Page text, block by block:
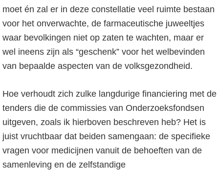
moet én zal er in deze constellatie veel ruimte bestaan
voor het onverwachte, de farmaceutische juweeltjes
waar bevolkingen niet op zaten te wachten, maar er
wel ineens zijn als “geschenk” voor het welbevinden
van bepaalde aspecten van de volksgezondheid.
Hoe verhoudt zich zulke langdurige financiering met de
tenders die de commissies van Onderzoeksfondsen
uitgeven, zoals ik hierboven beschreven heb? Het is
juist vruchtbaar dat beiden samengaan: de specifieke
vragen voor medicijnen vanuit de behoeften van de
samenleving en de zelfstandige